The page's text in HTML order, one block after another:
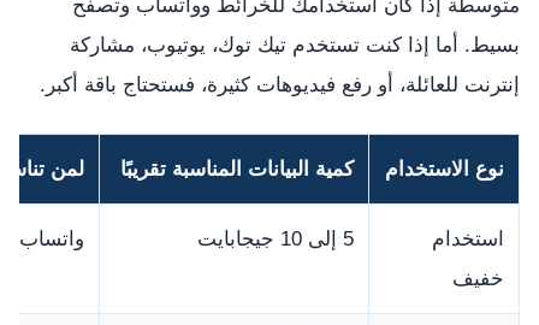
متوسطة إذا كان استخدامك للخرائط وواتساب وتصفح
بسيط. أما إذا كنت تستخدم تيك توك، يوتيوب، مشاركة
إنترنت للعائلة، أو رفع فيديوهات كثيرة، فستحتاج باقة أكبر.
نوع الاستخدام كمية البيانات المناسبة تقريبًا لمن
استخدام
خفيف
5 إلى 10 جيجابايت واتساب،